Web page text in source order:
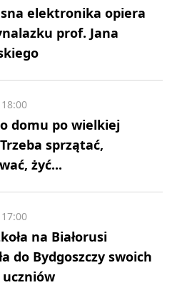
elektronika opiera
prof. Jana
domu po wielkiej
sprzątać,
żyć...
na Białorusi
do Bydgoszczy swoich